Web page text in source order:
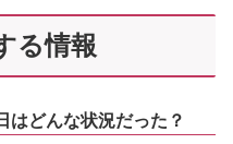
る情報
はどんな状況だった？